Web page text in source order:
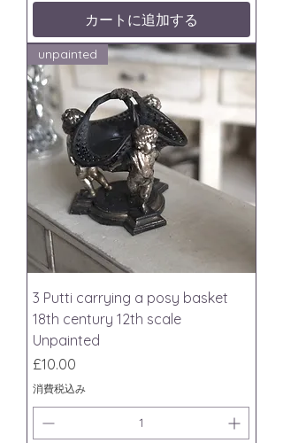
カートに追加する
unpainted
3 Putti carrying a posy basket
18th century 12th scale
Unpainted
価格
£10.00
消費税込み